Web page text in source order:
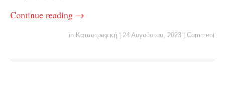
Continue reading →
in Καταστροφική 24 Αυγούστου, 2023 Comment